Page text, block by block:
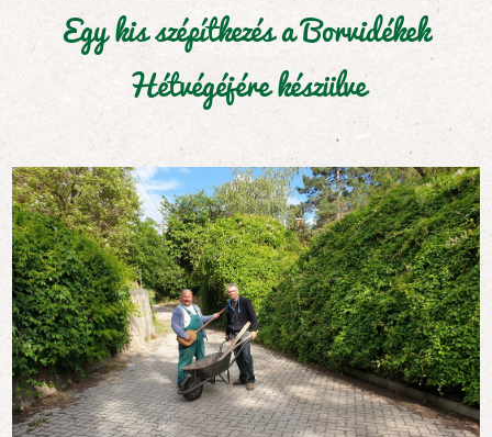
Egy kis szépítkezés a Borvidékek
Hétvégéjére készülve